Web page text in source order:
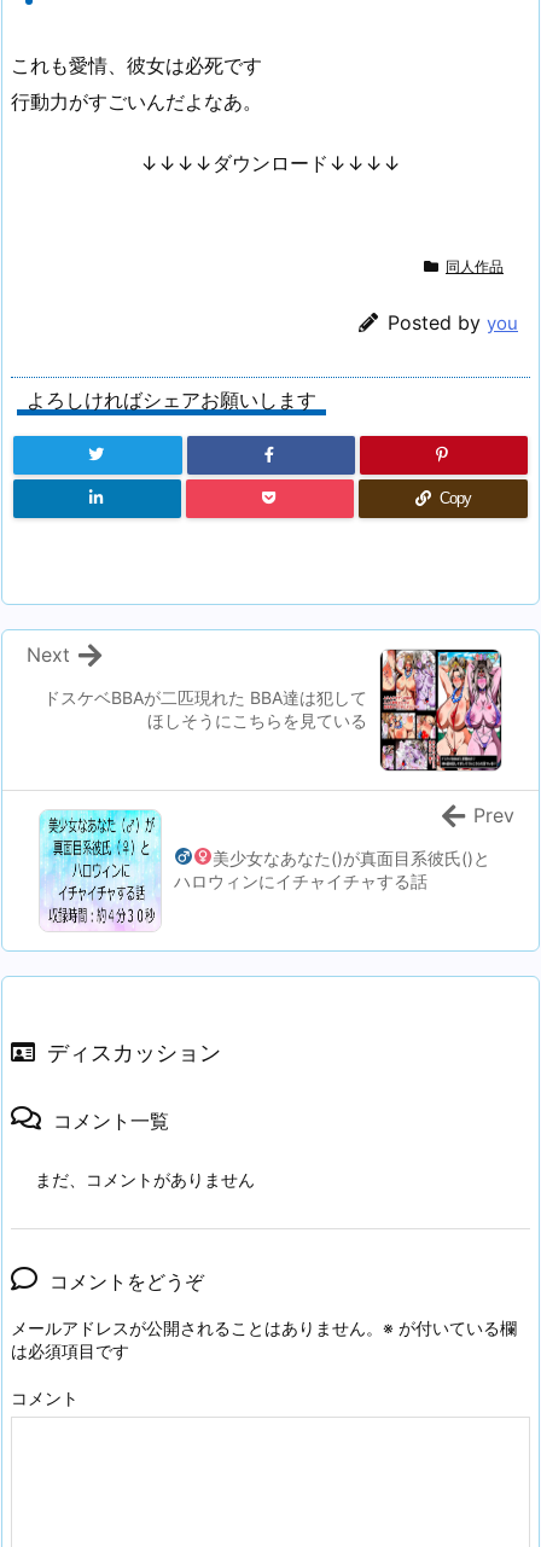
これも愛情、彼女は必死です
行動力がすごいんだよなあ。
↓↓↓↓ダウンロード↓↓↓↓
同人作品
Posted by you
よろしければシェアお願いします
Copy
ドスケベBBAが二匹現れた BBA達は犯して
ほしそうにこちらを見ている
Next
美少女なあなた()が真面目系彼氏()と
ハロウィンにイチャイチャする話
Prev
ディスカッション
コメント一覧
まだ、コメントがありません
コメントをどうぞ
メールアドレスが公開されることはありません。 ※ が付いている欄
は必須項目です
コメント